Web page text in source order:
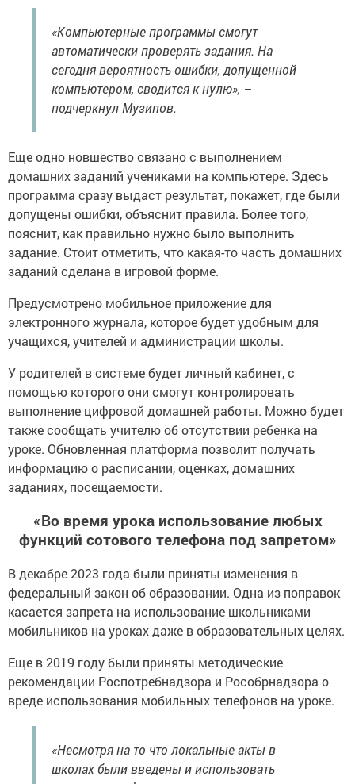
«Компьютерные программы смогут
автоматически проверять задания. На
сегодня вероятность ошибки, допущенной
компьютером, сводится к нулю», –
подчеркнул Музипов.
Еще одно новшество связано с выполнением
домашних заданий учениками на компьютере. Здесь
программа сразу выдаст результат, покажет, где были
допущены ошибки, объяснит правила. Более того,
пояснит, как правильно нужно было выполнить
задание. Стоит отметить, что какая-то часть домашних
заданий сделана в игровой форме.
Предусмотрено мобильное приложение для
электронного журнала, которое будет удобным для
учащихся, учителей и администрации школы.
У родителей в системе будет личный кабинет, с
помощью которого они смогут контролировать
выполнение цифровой домашней работы. Можно будет
также сообщать учителю об отсутствии ребенка на
уроке. Обновленная платформа позволит получать
информацию о расписании, оценках, домашних
заданиях, посещаемости.
«Во время урока использование любых
функций сотового телефона под запретом»
В декабре 2023 года были приняты изменения в
федеральный закон об образовании. Одна из поправок
касается запрета на использование школьниками
мобильников на уроках даже в образовательных целях.
Еще в 2019 году были приняты методические
рекомендации Роспотребнадзора и Рособрнадзора о
вреде использования мобильных телефонов на уроке.
«Несмотря на то что локальные акты в
школах были введены и использовать